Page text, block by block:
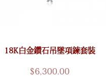
18K白金鑽石吊墜項鍊套裝
$6,300.00